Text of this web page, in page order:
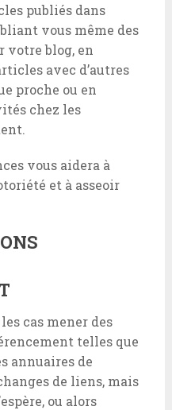
publiés dans
vous même des
votre blog, en
avec d’autres
proche ou en
chez les
vous aidera à
et à asseoir
cas mener des
telles que
annuaires de
de liens, mais
ou alors